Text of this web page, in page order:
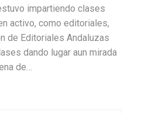
impartiendo clases
activo, como editoriales,
de Editoriales Andaluzas
dando lugar aun mirada
de…